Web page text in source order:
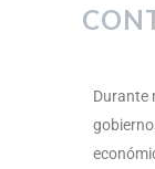
Durante